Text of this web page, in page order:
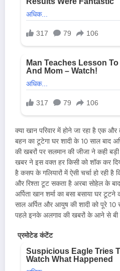
क्या खान परिवार में होने जा रहा है एक
बहन का टूटेगा घर शादी के 10 साल बाद
की खबरों पर सलमान की जीजा ने कही
खबर ने इस वक्त हर किसी को शॉक कर
है कसप के गलियारों में ऐसी चर्चा हो रही
और रिश्ता टूट सकता है अरबा सोहेल के
अर्पिता खान शर्मा का बसा बसाया घर
साल अर्पित और आयुष की शादी को पूरे 10
पहले इनके अलगाव की खबरों के आने से